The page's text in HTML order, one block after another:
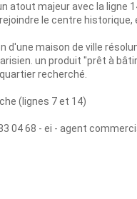
atout majeur avec la ligne
rejoindre le centre
d'une maison de ville
un produit "prêt à
recherché.
(lignes 7 et 14)
04 68 - ei - agent